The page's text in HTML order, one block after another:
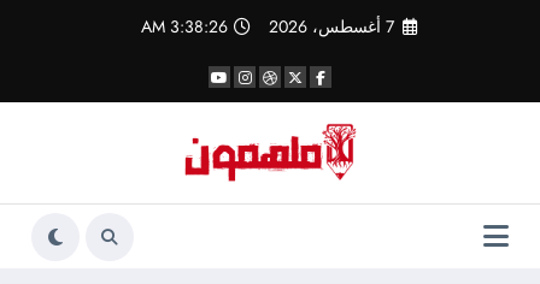
7 أغسطس، 2026 3:38:26 AM